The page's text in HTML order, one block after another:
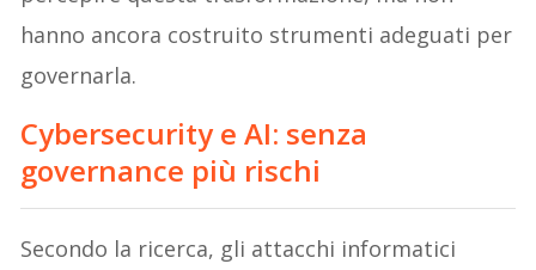
hanno ancora costruito strumenti adeguati per
governarla.
Cybersecurity e AI: senza
governance più rischi
Secondo la ricerca, gli attacchi informatici